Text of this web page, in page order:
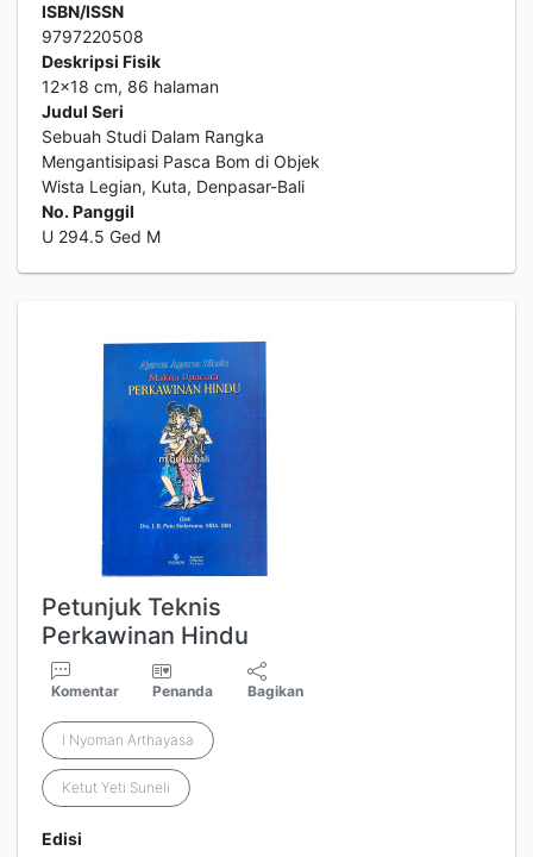
ISBN/ISSN
9797220508
Deskripsi Fisik
12x18 cm, 86 halaman
Judul Seri
Sebuah Studi Dalam Rangka
Mengantisipasi Pasca Bom di Objek
Wista Legian, Kuta, Denpasar-Bali
No. Panggil
U 294.5 Ged M
Petunjuk Teknis
Perkawinan Hindu
Komentar Penanda Bagikan
I Nyoman Arthayasa
Ketut Yeti Suneli
Edisi